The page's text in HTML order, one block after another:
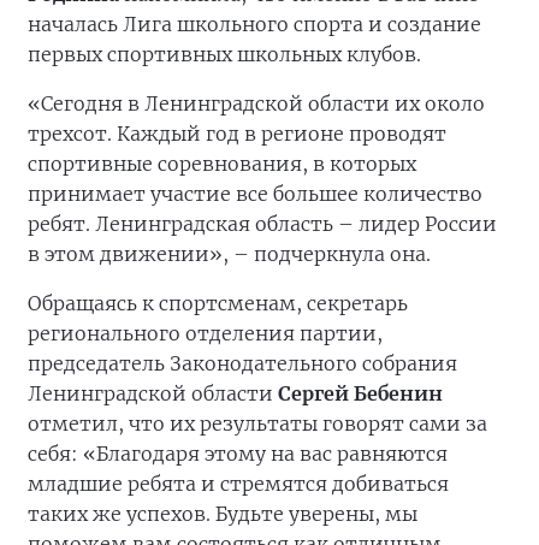
началась Лига школьного спорта и создание
первых спортивных школьных клубов.
«Сегодня в Ленинградской области их около
трехсот. Каждый год в регионе проводят
спортивные соревнования, в которых
принимает участие все большее количество
ребят. Ленинградская область – лидер России
в этом движении», – подчеркнула она.
Обращаясь к спортсменам, секретарь
регионального отделения партии,
председатель Законодательного собрания
Ленинградской области Сергей Бебенин
отметил, что их результаты говорят сами за
себя: «Благодаря этому на вас равняются
младшие ребята и стремятся добиваться
таких же успехов. Будьте уверены, мы